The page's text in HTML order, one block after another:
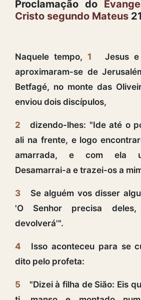
Proclamação do
Cristo segundo Mateus
Naquele tempo,1
Jesus
aproximaram-se de
Betfagé, no monte das
enviou dois discípulos,
2
dizendo-lhes: "Ide até o
ali na frente, e logo
amarrada, e com ela
Desamarrai-a e trazei-os a
3
Se alguém vos disser
'O Senhor precisa
devolverá'".
4
Isso aconteceu para se
dito pelo profeta:
5
"Dizei à filha de Sião: Eis